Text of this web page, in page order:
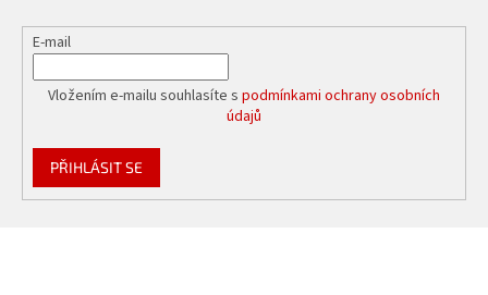
E-mail
Vložením e-mailu souhlasíte s podmínkami ochrany osobních
údajů
PŘIHLÁSIT SE